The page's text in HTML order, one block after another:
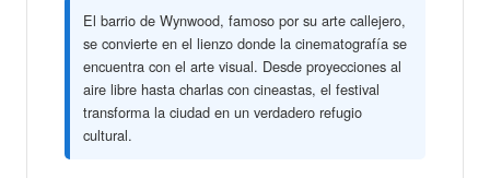
El barrio de Wynwood, famoso por su arte callejero,
se convierte en el lienzo donde la cinematografía se
encuentra con el arte visual. Desde proyecciones al
aire libre hasta charlas con cineastas, el festival
transforma la ciudad en un verdadero refugio
cultural.